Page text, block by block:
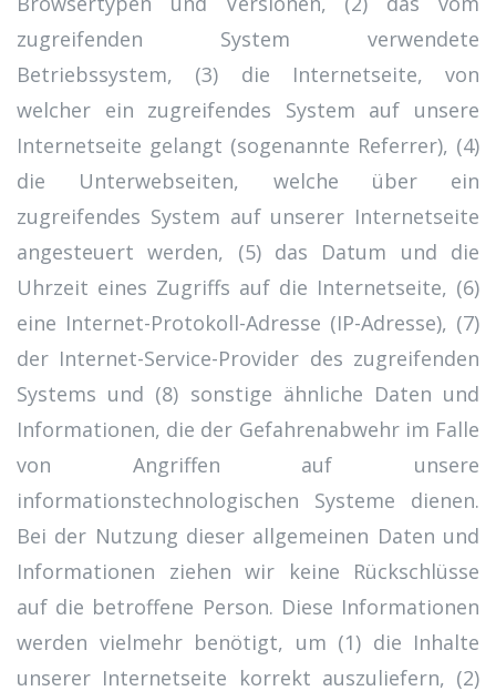
zugreifenden System verwendete
Betriebssystem, (3) die Internetseite, von
welcher ein zugreifendes System auf unsere
Internetseite gelangt (sogenannte Referrer), (4)
die Unterwebseiten, welche über ein
zugreifendes System auf unserer Internetseite
angesteuert werden, (5) das Datum und die
Uhrzeit eines Zugriffs auf die Internetseite, (6)
eine Internet-Protokoll-Adresse (IP-Adresse), (7)
der Internet-Service-Provider des zugreifenden
Systems und (8) sonstige ähnliche Daten und
Informationen, die der Gefahrenabwehr im Falle
von Angriffen auf unsere
informationstechnologischen Systeme dienen.
Bei der Nutzung dieser allgemeinen Daten und
Informationen ziehen wir keine Rückschlüsse
auf die betroffene Person. Diese Informationen
werden vielmehr benötigt, um (1) die Inhalte
unserer Internetseite korrekt auszuliefern, (2)